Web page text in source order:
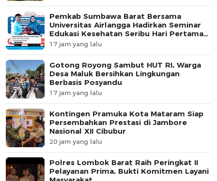
Pemkab Sumbawa Barat Bersama
Universitas Airlangga Hadirkan Seminar
Edukasi Kesehatan Seribu Hari Pertama
Kehidupan
17 jam yang lalu
Gotong Royong Sambut HUT RI, Warga
Desa Maluk Bersihkan Lingkungan
Berbasis Posyandu
17 jam yang lalu
Kontingen Pramuka Kota Mataram Siap
Persembahkan Prestasi di Jambore
Nasional XII Cibubur
20 jam yang lalu
Polres Lombok Barat Raih Peringkat II
Pelayanan Prima, Bukti Komitmen Layani